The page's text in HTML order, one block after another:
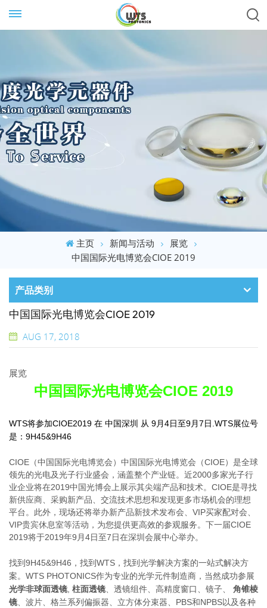
主页 新闻与活动
展览
中国国际光电博览会CIOE 2019
产品类别
中国国际光电博览会CIOE 2019
AUG 17, 2018
展览
中国国际光电博览会CIOE 2019
WTS将参加CIOE2019 在 中国深圳 从 9月4日至9月7日 .WTS展位号
是： 9H45&9H46
CIOE（中国国际光电博览会） 中国国际光电博览会（CIOE）是全球
领先的光电及光子行业盛会，涵盖整个产业链。近2000多家光子行
业企业将在2019中国光博会上展示其尖端产品和技术。CIOE是寻找
新供应商、采购新产品、交流技术思想和发现更多市场机会的理想
平台。此外，现场还将举办新产品新技术发布会、VIP买家配对会、
VIP贵宾休息室等活动，为您提供更高效的参观服务。下一届CIOE
2019将于2019年9月4日至7日在深圳会展中心举办。
找到9H45&9H46，找到WTS，找到光学解决方案的一站式解决方
案。WTS PHOTONICS作为专业的光学元件制造商，当然成功参展
光学非球面透镜 柱面透镜 、透镜组件、高精度窗口、镜子、 角锥棱
镜 、波片、格兰系列偏振器、立方体分束器、PBS和NPBS以及各种